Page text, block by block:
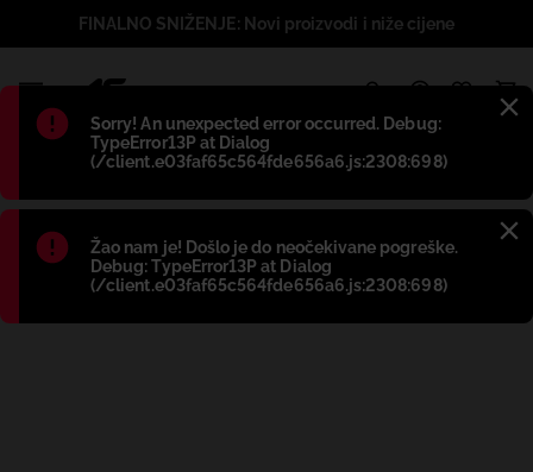
Błąd:
Sorry! An unexpected error occurred. Debug:
TypeError13P at Dialog
(/client.e03faf65c564fde656a6.js:2308:698)
Błąd:
Žao nam je! Došlo je do neočekivane pogreške.
Debug: TypeError13P at Dialog
(/client.e03faf65c564fde656a6.js:2308:698)
FINALNO SNIŽENJE: Novi proizvodi i niže cijene